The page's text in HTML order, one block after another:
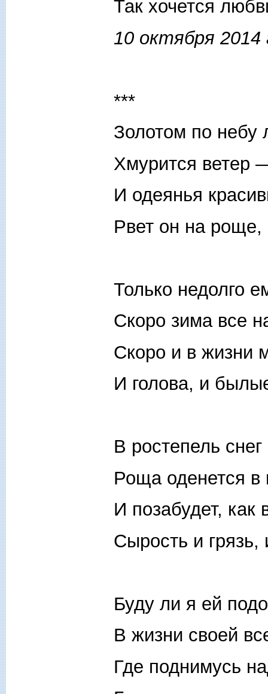
Так хочется
10 октября 2014
***
Золотом по небу
Хмурится ветер
И одеянья
Рвет он на роще,
Только недолго
Скоро зима все
Скоро и в жизни
И голова, и
В ростепель
Роща оденется в
И позабудет, как
Сырость и
Буду ли я ей
В жизни своей
Где поднимусь